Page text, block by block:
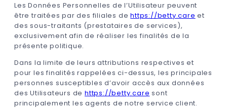
Les Données Personnelles de l’Utilisateur peuvent
être traitées par des filiales dehttps://betty.care et
des sous-traitants (prestataires de services),
exclusivement afin de réaliser les finalités de la
présente politique.
Dans la limite de leurs attributions respectives et
pour les finalités rappelées ci-dessus, les principales
personnes susceptibles d’avoir accès aux données
des Utilisateurs dehttps://betty.care sont
principalement les agents de notre service client.